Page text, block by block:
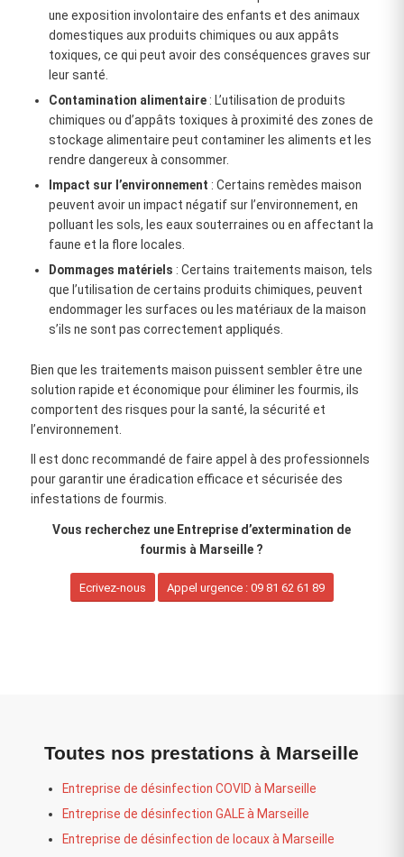
une exposition involontaire des enfants et des animaux
domestiques aux produits chimiques ou aux appâts
toxiques, ce qui peut avoir des conséquences graves sur
leur santé.
Contamination alimentaire : L’utilisation de produits
chimiques ou d’appâts toxiques à proximité des zones de
stockage alimentaire peut contaminer les aliments et les
rendre dangereux à consommer.
Impact sur l’environnement : Certains remèdes maison
peuvent avoir un impact négatif sur l’environnement, en
polluant les sols, les eaux souterraines ou en affectant la
faune et la flore locales.
Dommages matériels : Certains traitements maison, tels
que l’utilisation de certains produits chimiques, peuvent
endommager les surfaces ou les matériaux de la maison
s’ils ne sont pas correctement appliqués.
Bien que les traitements maison puissent sembler être une
solution rapide et économique pour éliminer les fourmis, ils
comportent des risques pour la santé, la sécurité et
l’environnement.
Il est donc recommandé de faire appel à des professionnels
pour garantir une éradication efficace et sécurisée des
infestations de fourmis.
Vous recherchez une Entreprise d’extermination de
fourmis à Marseille ?
Ecrivez-nous Appel urgence : 09 81 62 61 89
Toutes nos prestations à Marseille
Entreprise de désinfection COVID à Marseille
Entreprise de désinfection GALE à Marseille
Entreprise de désinfection de locaux à Marseille